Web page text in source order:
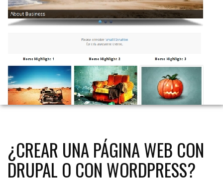
¿CREAR UNA PÁGINA WEB CON
DRUPAL O CON WORDPRESS?